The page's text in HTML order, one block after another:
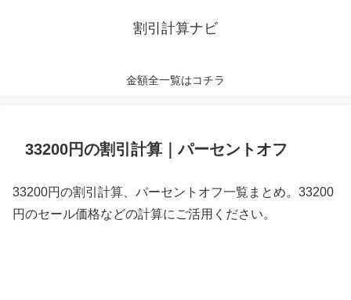
割引計算ナビ
金額全一覧はコチラ
33200円の割引計算｜パーセントオフ
33200円の割引計算、パーセントオフ一覧まとめ。33200
円のセール価格などの計算にご活用ください。